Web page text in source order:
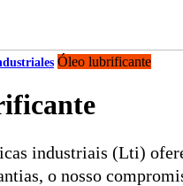
Óleo lubrificante
industriais (Lti)
o nosso